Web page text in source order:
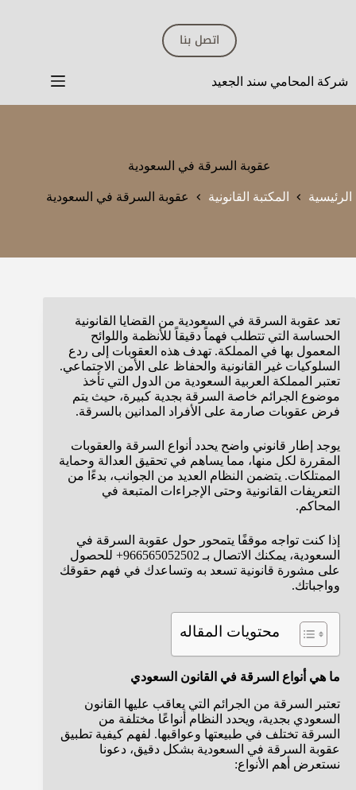
اتصل بنا
شركة المحامي سند الجعيد
عقوبة السرقة في السعودية
الرئيسية المكتبة القانونية عقوبة السرقة في السعودية
تعد عقوبة السرقة في السعودية من القضايا القانونية
الحساسة التي تتطلب فهماً دقيقاً للأنظمة واللوائح
المعمول بها في المملكة. تهدف هذه العقوبات إلى ردع
السلوكيات غير القانونية والحفاظ على الأمن الاجتماعي.
تعتبر المملكة العربية السعودية من الدول التي تأخذ
موضوع الجرائم خاصة السرقة بجدية كبيرة، حيث يتم
فرض عقوبات صارمة على الأفراد المدانين بالسرقة.
يوجد إطار قانوني واضح يحدد أنواع السرقة والعقوبات
المقررة لكل منها، مما يساهم في تحقيق العدالة وحماية
الممتلكات. يتضمن النظام العديد من الجوانب، بدءًا من
التعريفات القانونية وحتى الإجراءات المتبعة في
المحاكم.
إذا كنت تواجه موقفًا يتمحور حول عقوبة السرقة في
السعودية، يمكنك الاتصال بـ 966565052502+ للحصول
على مشورة قانونية تسعد به وتساعدك في فهم حقوقك
وواجباتك.
محتويات المقاله
ما هي أنواع السرقة في القانون السعودي
تعتبر السرقة من الجرائم التي يعاقب عليها القانون
السعودي بجدية، ويحدد النظام أنواعًا مختلفة من
السرقة تختلف في طبيعتها وعواقبها. لفهم كيفية تطبيق
عقوبة السرقة في السعودية بشكل دقيق، دعونا
نستعرض أهم الأنواع: